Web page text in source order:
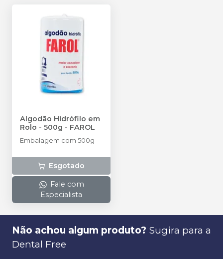
Algodão Hidrófilo em
Rolo - 500g - FAROL
Embalagem com 500g
Esgotado
Fale com
Especialista
Não achou algum produto? Sugira para a
Dental Free